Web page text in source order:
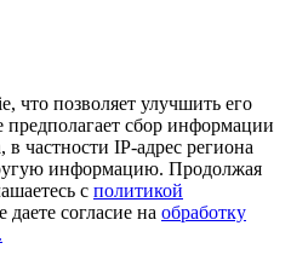
что позволяет улучшить его
предполагает сбор информации
в частности IP-адрес региона
информацию. Продолжая
с политикой
даете согласие на обработку